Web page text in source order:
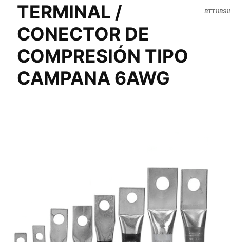
TERMINAL /
CONECTOR DE
COMPRESIÓN TIPO
CAMPANA 6AWG